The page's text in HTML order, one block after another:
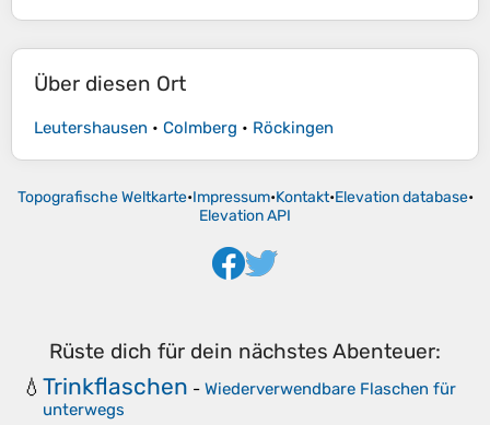
Über diesen Ort
Leutershausen • Colmberg • Röckingen
Topografische Weltkarte•Impressum•Kontakt•Elevation database•
Elevation API
Rüste dich für dein nächstes Abenteuer:
💧 Trinkflaschen - Wiederverwendbare Flaschen für
unterwegs